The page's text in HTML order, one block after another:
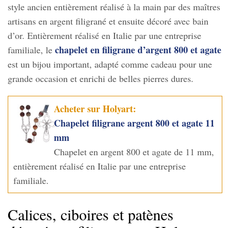
style ancien entièrement réalisé à la main par des maîtres
artisans en argent filigrané et ensuite décoré avec bain
d’or. Entièrement réalisé en Italie par une entreprise
familiale, le chapelet en filigrane d’argent 800 et agate
est un bijou important, adapté comme cadeau pour une
grande occasion et enrichi de belles pierres dures.
Acheter sur Holyart:
Chapelet filigrane argent 800 et agate 11
mm
Chapelet en argent 800 et agate de 11 mm,
entièrement réalisé en Italie par une entreprise
familiale.
Calices, ciboires et patènes